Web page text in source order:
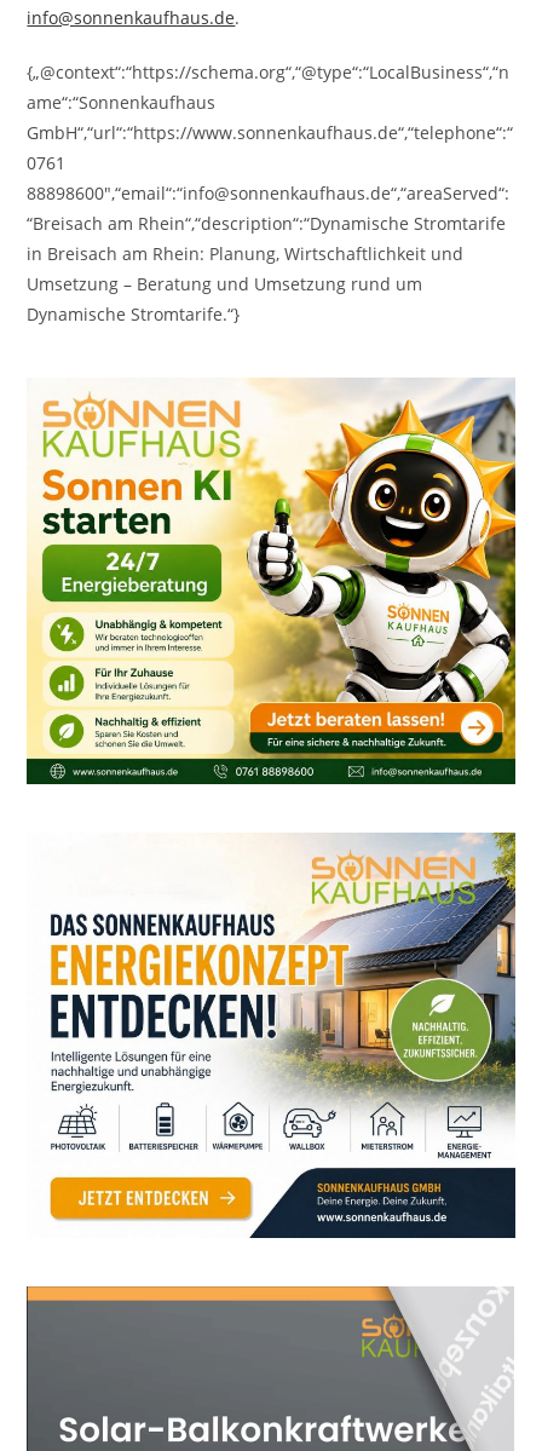
info@sonnenkaufhaus.de.
{„@context“:“https://schema.org“,“@type“:“LocalBusiness“,“n
ame“:“Sonnenkaufhaus
GmbH“,“url“:“https://www.sonnenkaufhaus.de“,“telephone“:“
0761
88898600″,“email“:“info@sonnenkaufhaus.de“,“areaServed“:
“Breisach am Rhein“,“description“:“Dynamische Stromtarife
in Breisach am Rhein: Planung, Wirtschaftlichkeit und
Umsetzung – Beratung und Umsetzung rund um
Dynamische Stromtarife.“}